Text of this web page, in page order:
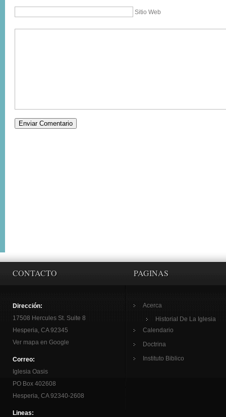
Sitio Web
CONTACTO
Dirección:
17508 Hercules St. Suite 8
Hesperia, CA 92345
Ver mapa en Google
Correo:
Iglesia Oasis
PO Box 402608
Hesperia, CA 92340-2608
Lineas:
PAGINAS
Acerca
Historial De La Iglesia
Calendario
Doctrina
Instituto Biblico